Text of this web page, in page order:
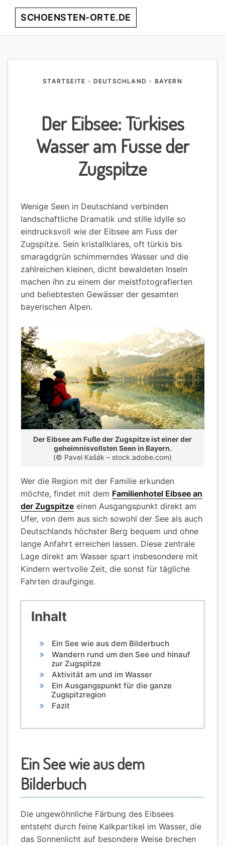
Skip
Skip
Skip
Skip
SCHOENSTEN-ORTE.DE
STARTSEITE » DEUTSCHLAND » BAYERN
Der Eibsee: Türkises
Wasser am Fusse der
Zugspitze
Wenige Seen in Deutschland verbinden
landschaftliche Dramatik und stille Idylle so
eindrucksvoll wie der Eibsee am Fuss der
Zugspitze. Sein kristallklares, oft türkis bis
smaragdgrün schimmerndes Wasser und die
zahlreichen kleinen, dicht bewaldeten Inseln
machen ihn zu einem der meistfotografierten
und beliebtesten Gewässer der gesamten
bayerischen Alpen.
Der Eibsee am Fuße der Zugspitze ist einer der
geheimnisvollsten Seen in Bayern.
(© Pavel Kašák – stock.adobe.com)
Wer die Region mit der Familie erkunden
möchte, findet mit dem Familienhotel Eibsee an
der Zugspitze einen Ausgangspunkt direkt am
Ufer, von dem aus sich sowohl der See als auch
Deutschlands höchster Berg bequem und ohne
lange Anfahrt erreichen lassen. Diese zentrale
Lage direkt am Wasser spart insbesondere mit
Kindern wertvolle Zeit, die sonst für tägliche
Fahrten draufginge.
Inhalt
Ein See wie aus dem Bilderbuch
Wandern rund um den See und hinauf
zur Zugspitze
Aktivität am und im Wasser
Ein Ausgangspunkt für die ganze
Zugspitzregion
Fazit
Ein See wie aus dem
Bilderbuch
Die ungewöhnliche Färbung des Eibsees
entsteht durch feine Kalkpartikel im Wasser, die
das Sonnenlicht auf besondere Weise brechen